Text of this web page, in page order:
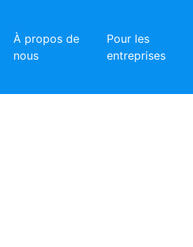
À propos de
nous
Pour les
entreprises